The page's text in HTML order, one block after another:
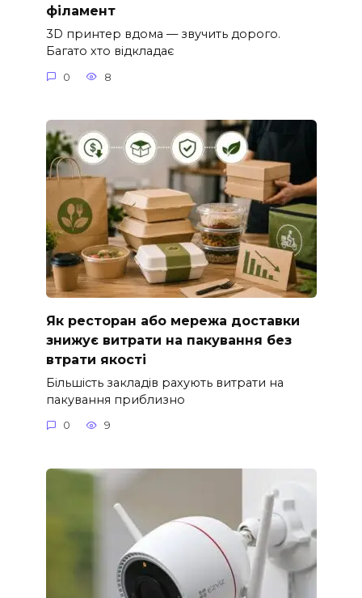
філамент
3D принтер вдома — звучить дорого.
Багато хто відкладає
0 8
Як ресторан або мережа доставки
знижує витрати на пакування без
втрати якості
Більшість закладів рахують витрати на
пакування приблизно
0 9